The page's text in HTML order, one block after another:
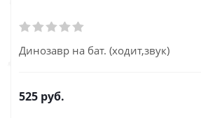
Динозавр на бат. (ходит,звук)
525 руб.